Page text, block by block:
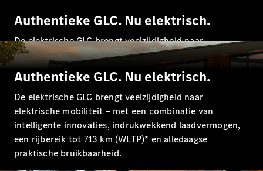
S-Klasse
S-Klasse
Lang
Mercedes-
Maybach S-
Klasse
Configurator
Mercedes-
Benz Store
SUV
Authentieke GLC. Nu elektrisch.
De elektrische GLC brengt veelzijdigheid naar
elektrische mobiliteit – met een combinatie van
intelligente innovaties, indrukwekkend laadvermogen,
een rijbereik tot 713 km (WLTP) en alledaagse
praktische bruikbaarheid.
Authentieke GLC. Nu elektrisch.
De elektrische GLC brengt veelzijdigheid naar
elektrische mobiliteit – met een combinatie van
intelligente innovaties, indrukwekkend laadvermogen,
een rijbereik tot 713 km (WLTP)* en alledaagse
praktische bruikbaarheid.